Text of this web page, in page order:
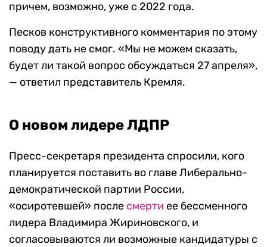
причем, возможно, уже с 2022 года.
Песков конструктивного комментария по этому
поводу дать не смог. «Мы не можем сказать,
будет ли такой вопрос обсуждаться 27 апреля»,
— ответил представитель Кремля.
О новом лидере ЛДПР
Пресс-секретаря президента спросили, кого
планируется поставить во главе Либерально-
демократической партии России,
«осиротевшей» после смерти ее бессменного
лидера Владимира Жириновского, и
согласовываются ли возможные кандидатуры с